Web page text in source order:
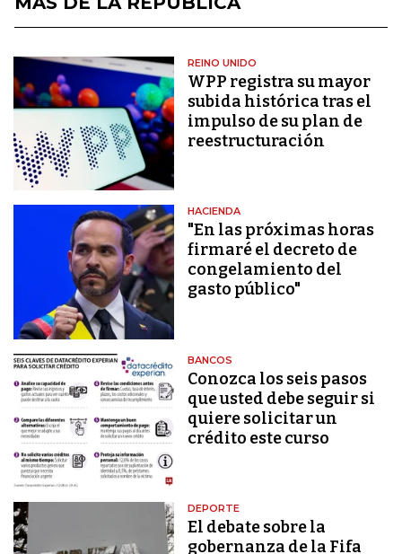
REINO UNIDO
WPP registra su mayor
subida histórica tras el
impulso de su plan de
reestructuración
HACIENDA
"En las próximas horas
firmaré el decreto de
congelamiento del
gasto público"
BANCOS
Conozca los seis pasos
que usted debe seguir si
quiere solicitar un
crédito este curso
DEPORTE
El debate sobre la
gobernanza de la Fifa